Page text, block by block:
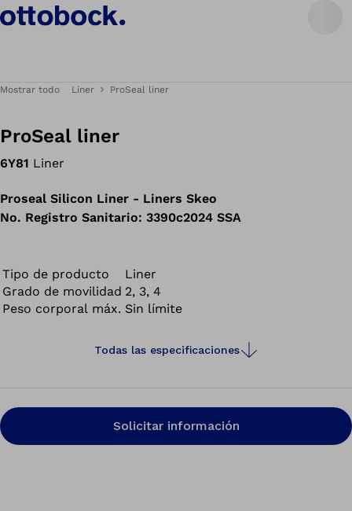
Mostrar todo Liner ProSeal liner
ProSeal liner
6Y81 Liner
Proseal Silicon Liner - Liners Skeo
No. Registro Sanitario: 3390c2024 SSA
Tipo de producto
Liner
Grado de movilidad 2, 3, 4
Peso corporal máx. Sin límite
Todas las especificaciones
Solicitar información